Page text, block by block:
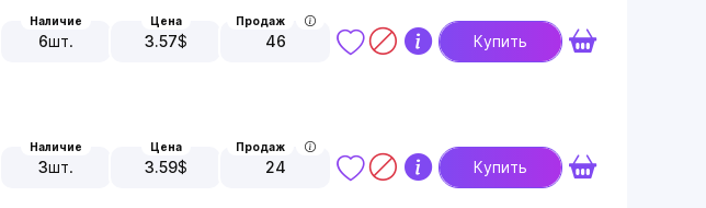
Наличие
6шт.
Цена
3.57$
Продаж
46 Купить
Наличие
3шт.
Цена
3.59$
Продаж
24 Купить